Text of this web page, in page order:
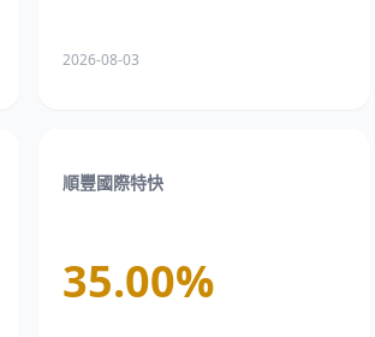
2026-08-03
順豐國際特快
35.00%